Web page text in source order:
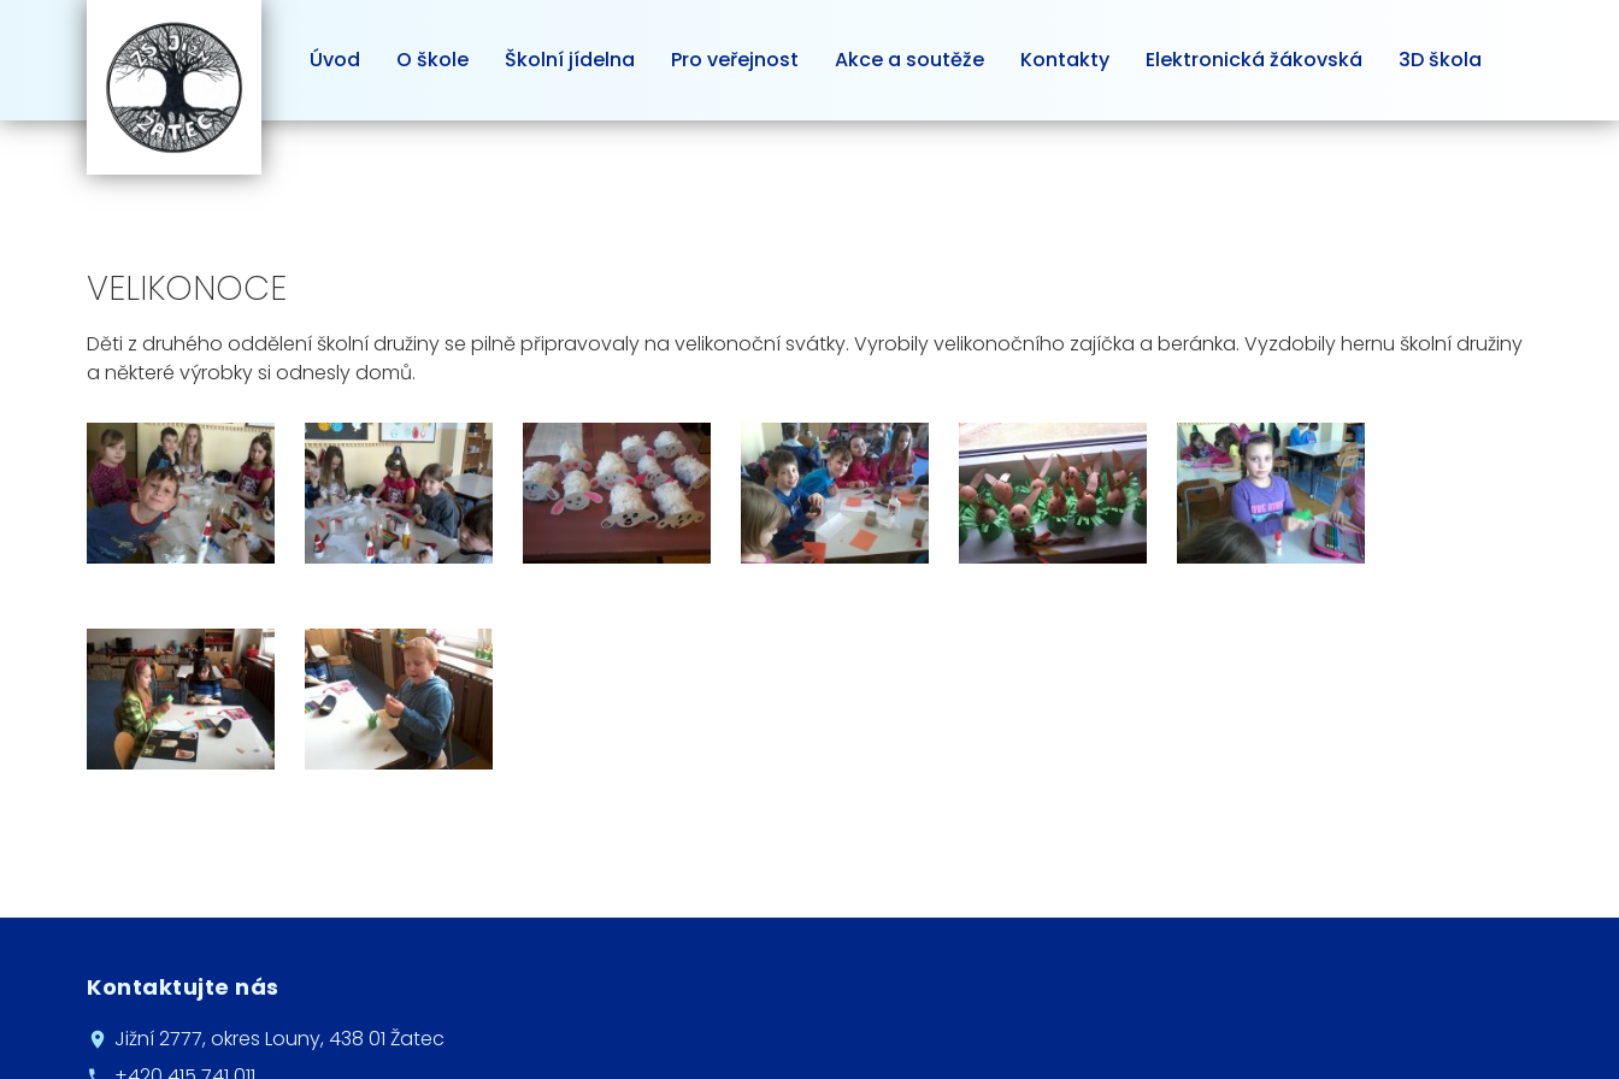
Úvod O škole Školní jídelna Pro veřejnost Akce a soutěže Kontakty Elektronická žákovská 3D škola
VELIKONOCE
Děti z druhého oddělení školní družiny se pilně připravovaly na velikonoční svátky. Vyrobily velikonočního zajíčka a beránka. Vyzdobily hernu školní družiny
a některé výrobky si odnesly domů.
Kontaktujte nás
Jižní 2777, okres Louny, 438 01 Žatec